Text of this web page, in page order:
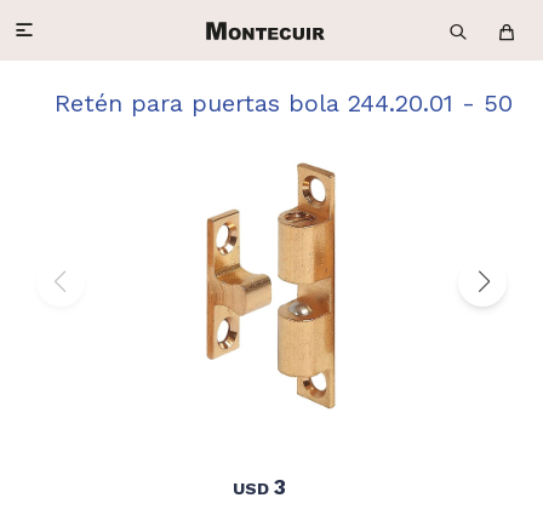

Retén para puertas bola 244.20.01 - 50
USD 3